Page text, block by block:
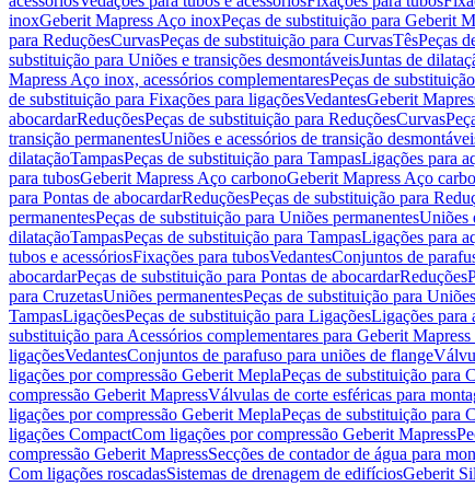
inoxGeberit Mapress Aço inoxPeças de substituição para Geberit
para ReduçõesCurvasPeças de substituição para CurvasTêsPeças
substituição para Uniões e transições desmontáveisJuntas de
Mapress Aço inox, acessórios complementaresPeças de
de substituição para Fixações para ligaçõesVedantesGeberit
abocardarReduçõesPeças de substituição para ReduçõesCurvas
transição permanentesUniões e acessórios de transição
dilataçãoTampasPeças de substituição para TampasLigações para
para tubosGeberit Mapress Aço carbonoGeberit Mapress Aço
para Pontas de abocardarReduçõesPeças de substituição para
permanentesPeças de substituição para Uniões permanentesUniões
dilataçãoTampasPeças de substituição para TampasLigações para
tubos e acessóriosFixações para tubosVedantesConjuntos de
abocardarPeças de substituição para Pontas de abocardarReduções
para CruzetasUniões permanentesPeças de substituição para
TampasLigaçõesPeças de substituição para LigaçõesLigações para
substituição para Acessórios complementares para Geberit
ligaçõesVedantesConjuntos de parafuso para uniões de flange
ligações por compressão Geberit MeplaPeças de substituição para
compressão Geberit MapressVálvulas de corte esféricas para
ligações por compressão Geberit MeplaPeças de substituição para
ligações CompactCom ligações por compressão Geberit Mapress
compressão Geberit MapressSecções de contador de água para
Com ligações roscadasSistemas de drenagem de edifíciosGeberit